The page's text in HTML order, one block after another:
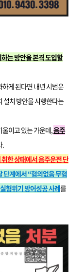
는 방안을 본격 도입할
게 된다면 내년 시범운
설치 방안을 시행한다는
이고 있는 가운데,음주
.
한 상태에서 음주운전 단
단계에서 “혐의없음 무혐
형위기 방어성공 사례를